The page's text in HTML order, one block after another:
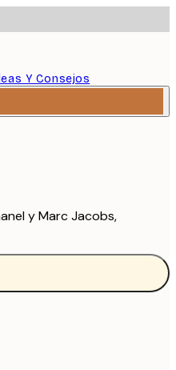
Y Consejos
y Marc Jacobs,